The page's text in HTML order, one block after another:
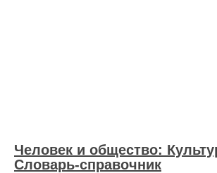
Человек и общество:
Словарь-справочник